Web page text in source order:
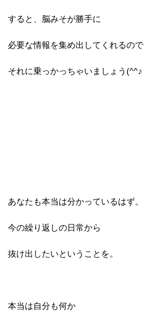
すると、脳みそが勝手に
必要な情報を集め出してくれるので
それに乗っかっちゃいましょう(^^♪
あなたも本当は分かっているはず。
今の繰り返しの日常から
抜け出したいということを。
本当は自分も何か